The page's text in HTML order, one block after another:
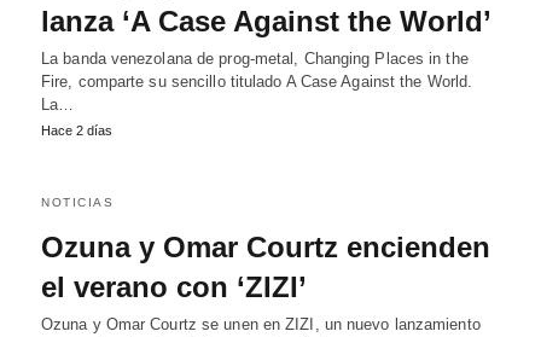
lanza ‘A Case Against the World’
La banda venezolana de prog-metal, Changing Places in the
Fire, comparte su sencillo titulado A Case Against the World.
La…
Hace 2 días
NOTICIAS
Ozuna y Omar Courtz encienden
el verano con ‘ZIZI’
Ozuna y Omar Courtz se unen en ZIZI, un nuevo lanzamiento